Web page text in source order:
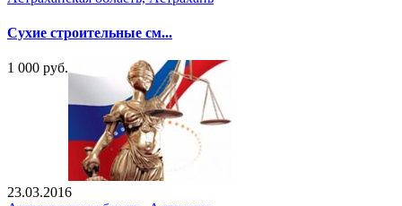
Сухие строительные см...
1 000 руб.
23.03.2016